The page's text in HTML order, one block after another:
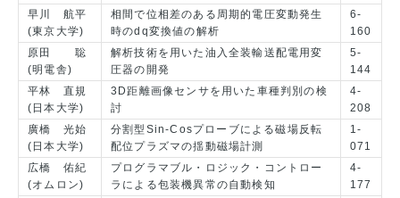
早川 航平
(東京大学)
相間で位相差のある周期的電圧変動発生
時のdq変換値の解析
6-
160
原田 聡
(明電舎)
解析技術を用いた油入全装輸送配電用変
圧器の開発
5-
144
平林 直規
(日本大学)
3D距離画像センサを用いた車種判別の検
討
4-
208
廣橋 光始
(日本大学)
分割型Sin-Cosプローブによる磁場反転
配位プラズマの揺動磁場計測
1-
071
広橋 佑紀
(オムロン)
プログラマブル・ロジック・コントロー
ラによる包装機異常の自動検知
4-
177